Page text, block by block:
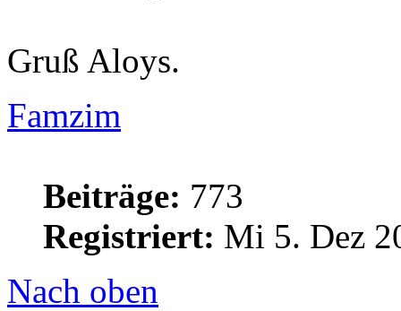
Gruß Aloys.
Famzim
Beiträge: 773
Registriert: Mi 5. Dez
Nach oben